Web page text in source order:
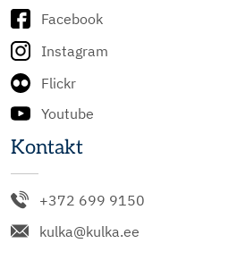
Facebook
Instagram
Flickr
Youtube
Kontakt
+372 699 9150
kulka@kulka.ee